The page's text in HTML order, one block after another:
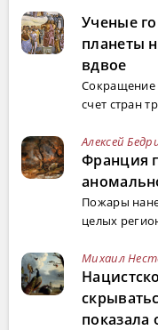
Ученые
планеты
вдвое
Сокращение
счет стран
Алексей
Франция
Пожары
целых
Михаил
показала